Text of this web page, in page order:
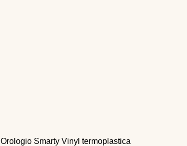
Orologio Smarty Vinyl termoplastica